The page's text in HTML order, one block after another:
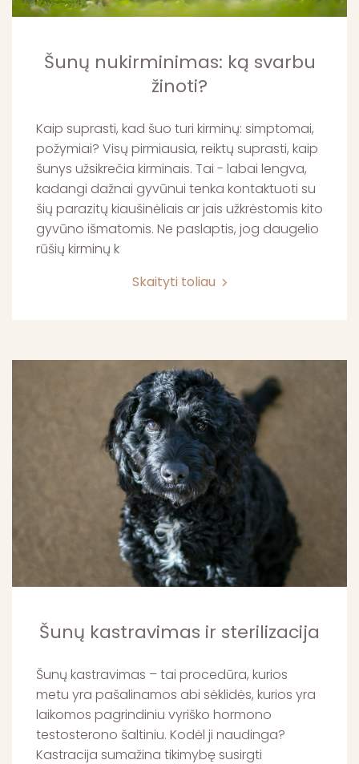
Šunų nukirminimas: ką svarbu
žinoti?
Kaip suprasti, kad šuo turi kirminų: simptomai,
požymiai? Visų pirmiausia, reiktų suprasti, kaip
šunys užsikrečia kirminais. Tai - labai lengva,
kadangi dažnai gyvūnui tenka kontaktuoti su
šių parazitų kiaušinėliais ar jais užkrėstomis kito
gyvūno išmatomis. Ne paslaptis, jog daugelio
rūšių kirminų k
Skaityti toliau
Šunų kastravimas ir sterilizacija
Šunų kastravimas – tai procedūra, kurios
metu yra pašalinamos abi sėklidės, kurios yra
laikomos pagrindiniu vyriško hormono
testosterono šaltiniu. Kodėl ji naudinga?
Kastracija sumažina tikimybę susirgti